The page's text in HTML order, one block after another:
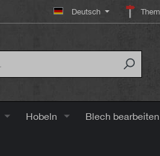
Deutsch
Hobeln Blech bearbeiten